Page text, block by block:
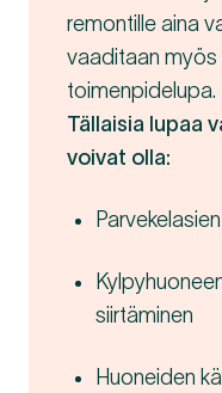
remontille aina
vaaditaan myös
toimenpidelupa.
Tällaisia lupaa
voivat olla:
siirtäminen
Huoneiden